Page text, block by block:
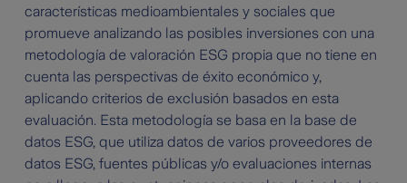
características medioambientales y sociales que
promueve analizando las posibles inversiones con una
metodología de valoración ESG propia que no tiene en
cuenta las perspectivas de éxito económico y,
aplicando criterios de exclusión basados en esta
evaluación. Esta metodología se basa en la base de
datos ESG, que utiliza datos de varios proveedores de
datos ESG, fuentes públicas y/o evaluaciones internas